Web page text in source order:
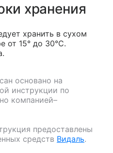
хранения
хранить в сухом
от 15° до 30°С.
основано на
инструкции по
компанией–
предоставлены
средств Видаль.